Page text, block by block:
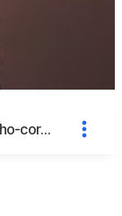
This is Atelier de conscience psycho-corporelle : apprendre à écouter la guidance intelligente et subtile de notre corps's page